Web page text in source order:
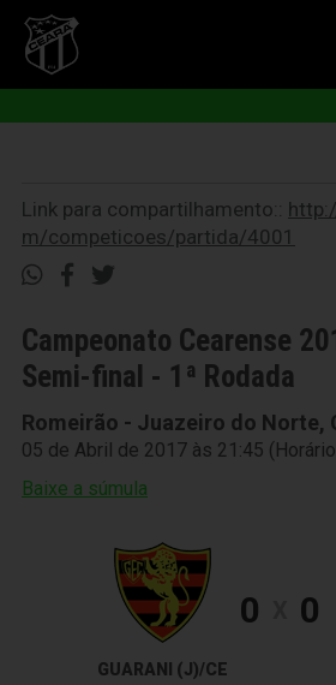
Link para compartilhamento::
m/competicoes/partida/4001
Campeonato Cearense
Semi-final - 1ª Rodada
Romeirão - Juazeiro do Norte,
05 de Abril de 2017 às 21:45
Baixe a súmula
GUARANI (J)/CE
0 0